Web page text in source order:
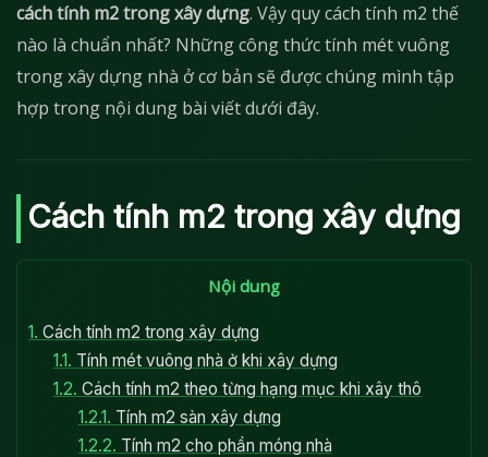
cách tính m2 trong xây dựng. Vậy quy cách tính m2 thế
nào là chuẩn nhất? Những công thức tính mét vuông
trong xây dựng nhà ở cơ bản sẽ được chúng mình tập
hợp trong nội dung bài viết dưới đây.
Cách tính m2 trong xây dựng
Nội dung
1. Cách tính m2 trong xây dựng
1.1. Tính mét vuông nhà ở khi xây dựng
1.2. Cách tính m2 theo từng hạng mục khi xây thô
1.2.1. Tính m2 sàn xây dựng
1.2.2. Tính m2 cho phần móng nhà